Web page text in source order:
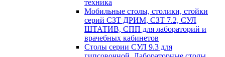
техника
Мобильные столы, столики, стойки
серий СЗТ ДРИМ, СЗТ 7.2, СУЛ
ШТАТИВ, СПП для лабораторий и
врачебных кабинетов
Столы серии СУЛ 9.3 для